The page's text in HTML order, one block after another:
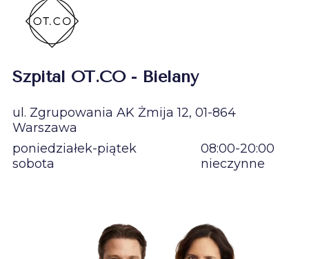
Szpital OT.CO - Bielany
ul. Zgrupowania AK Żmija 12, 01-864
Warszawa
poniedziałek-piątek
08:00-20:00
sobota
nieczynne